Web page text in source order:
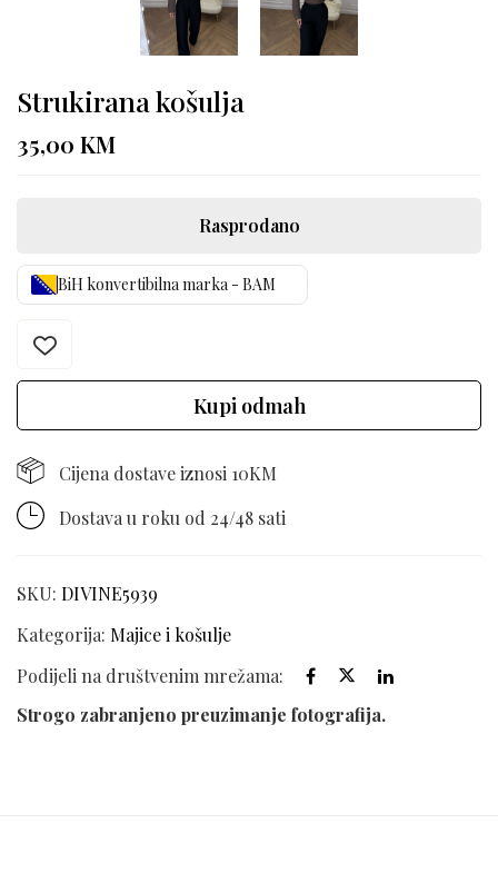
Strukirana košulja
35,00 KM
Rasprodano
BiH konvertibilna marka - BAM
Kupi odmah
Cijena dostave iznosi 10KM
Dostava u roku od 24/48 sati
SKU: DIVINE5939
Kategorija: Majice i košulje
Podijeli na društvenim mrežama:
Strogo zabranjeno preuzimanje fotografija.